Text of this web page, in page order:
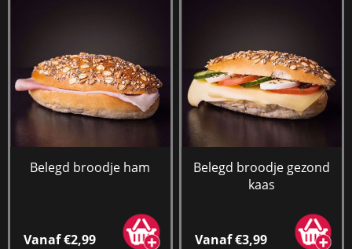
Belegd broodje ham
Vanaf €2,99
Belegd broodje gezond
kaas
Vanaf €3,99